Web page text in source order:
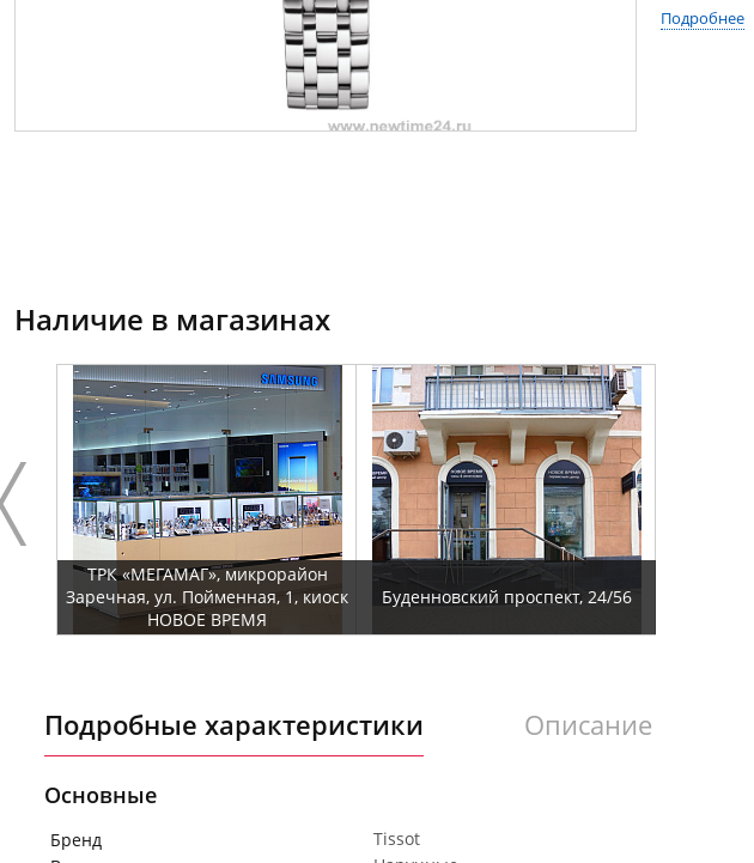
Подробнее
Наличие в магазинах
ТРК «МЕГАМАГ», микрорайон
Заречная, ул. Пойменная, 1, киоск
НОВОЕ ВРЕМЯ
Буденновский проспект, 24/56
Подробные характеристики Описание
Основные
Бренд
Tissot